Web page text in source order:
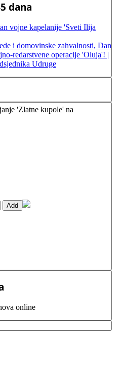
dana
vojne kapelanije 'Sveti Ilija
i domovinske zahvalnosti, Dan
redarstvene operacije 'Oluja'! |
Udruge
'Zlatne kupole' na
online